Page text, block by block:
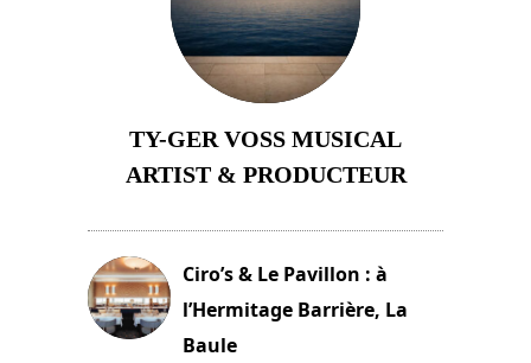
TY-GER VOSS MUSICAL
ARTIST & PRODUCTEUR
Ciro’s & Le Pavillon : à
l’Hermitage Barrière, La
Baule